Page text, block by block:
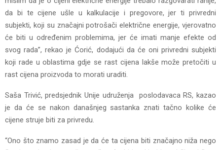
da bi te cijene ušle u kalkulacije i pregovore, jer ti privredni
subjekti, koji su značajni potrošači električne energije, vjerovatno
će biti u određenim problemima, jer će imati manje efekte od
svog rada”, rekao je Ćorić, dodajući da će oni privredni subjekti
koji rade u oblastima gdje se rast cijena lakše može pretočiti u
rast cijena proizvoda to morati uraditi.
Saša Trivić, predsjednik Unije udruženja poslodavaca RS, kazao
je da će se nakon današnjeg sastanka znati tačno kolike će
cijene struje biti za privredu.
“Ono što znamo zasad je da će ta cijena biti značajno niža nego